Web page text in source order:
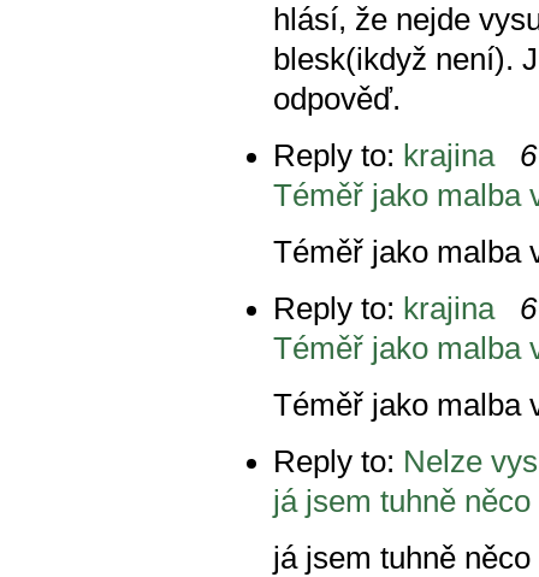
hlásí, že nejde
blesk(ikdyž není).
odpověď.
Reply to: krajina
Téměř jako malba
Téměř jako malba
Reply to: krajina
Téměř jako malba
Téměř jako malba
Reply to: Nelze
já jsem tuhně
já jsem tuhně